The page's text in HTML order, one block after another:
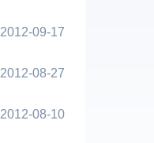
2012-09-17
2012-08-27
2012-08-10